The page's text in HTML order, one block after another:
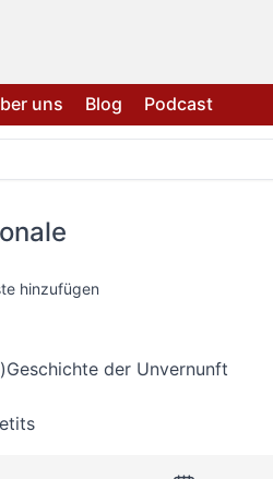
uns Blog Podcast
hinzufügen
der Unvernunft